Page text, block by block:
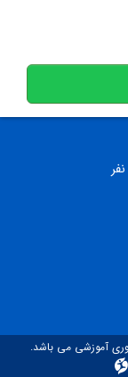
آموزشی می باشد.